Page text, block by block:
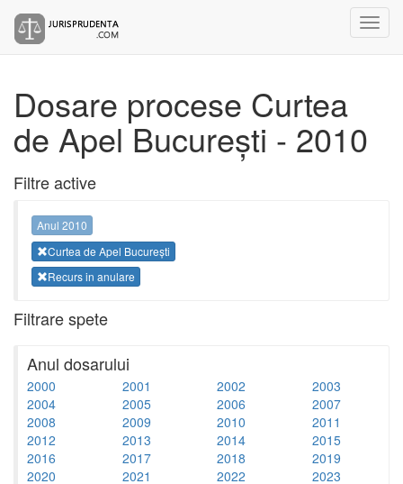
Dosare procese Curtea
de Apel București - 2010
Filtre active
Anul 2010
Curtea de Apel București
Recurs in anulare
Filtrare spete
Anul dosarului
2000 2001 2002
2003
2004
2005 2006
2007
2008
2009 2010
2011
2012
2013 2014
2015
2016
2017 2018
2019
2020
2021 2022
2023